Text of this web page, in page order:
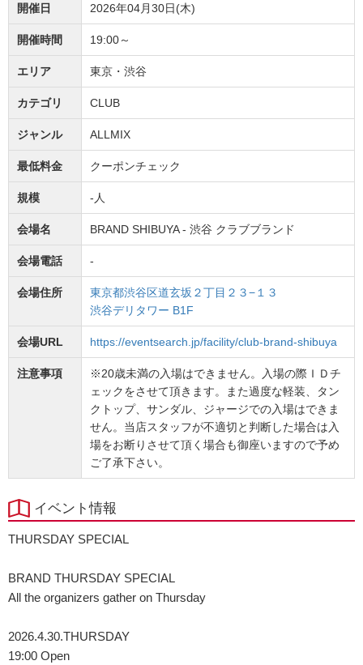
開催日 2026年04月30日(木)
開催時間 19:00～
エリア 東京・渋谷
カテゴリ CLUB
ジャンル ALLMIX
最低料金 クーポンチェック
規模 -人
会場名 BRAND SHIBUYA - 渋谷 クラブブランド
会場電話 -
会場住所
東京都渋谷区道玄坂２丁目２３−１３
渋谷デリタワー B1F
会場URL https://eventsearch.jp/facility/club-brand-shibuya
注意事項
※20歳未満の入場はできません。入場の際ＩＤチ
ェックをさせて頂きます。また過度な軽装、タン
クトップ、サンダル、ジャージでの入場はできま
せん。当店スタッフが不適切と判断した場合は入
場をお断りさせて頂く場合も御座いますので予め
ご了承下さい。
イベント情報
THURSDAY SPECIAL
BRAND THURSDAY SPECIAL
All the organizers gather on Thursday
2026.4.30.THURSDAY
19:00 Open